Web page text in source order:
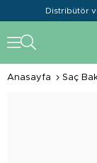
Distribütör
Anasayfa Saç